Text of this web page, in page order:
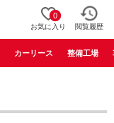
0
お気に入り 閲覧履歴
カーリース 整備工場